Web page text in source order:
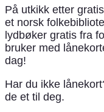
På utkikk etter
et norsk
lydbøker gratis fra
bruker med
dag!
Har du ikke
de et til deg.